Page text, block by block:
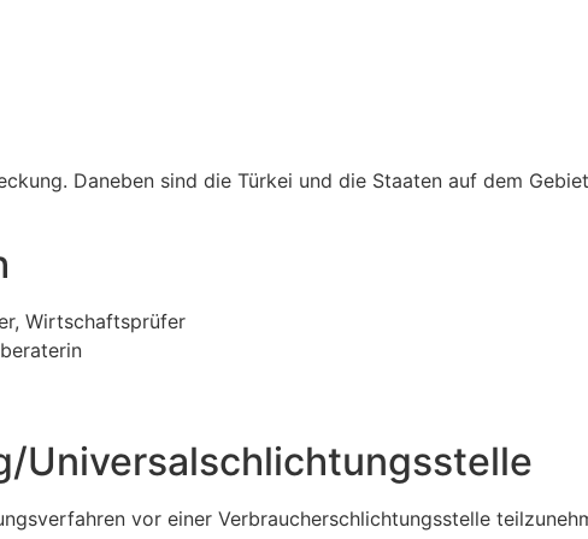
Daneben sind die Türkei und die Staaten auf dem
Wirtschaftsprüfer
Universal­schlichtungs­stelle
vor einer Verbraucherschlichtungsstelle